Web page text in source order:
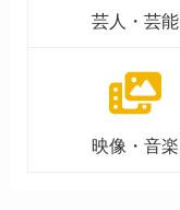
芸人・芸能
映像・音楽